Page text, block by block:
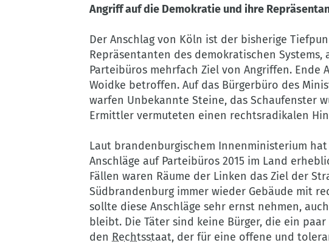
Angriff auf die Demokratie und ihre
Der Anschlag von Köln ist der bisherige
Repräsentanten des demokratischen
Parteibüros mehrfach Ziel von Angriffen. Ende
Woidke betroffen. Auf das Bürgerbüro des
warfen Unbekannte Steine, das Schaufenster
Ermittler vermuteten einen rechtsradikalen
Laut brandenburgischem Innenministerium
Anschläge auf Parteibüros 2015 im Land
Fällen waren Räume der Linken das Ziel der
Südbrandenburg immer wieder Gebäude mit
sollte diese Anschläge sehr ernst nehmen,
bleibt. Die Täter sind keine Bürger, die ein
den Rechtsstaat, der für eine offene und